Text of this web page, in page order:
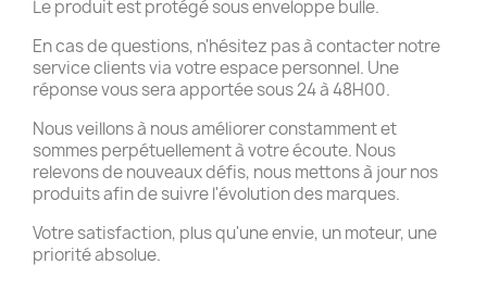
Le produit est protégé sous enveloppe bulle.
En cas de questions, n'hésitez pas à contacter notre
service clients via votre espace personnel. Une
réponse vous sera apportée sous 24 à 48H00.
Nous veillons à nous améliorer constamment et
sommes perpétuellement à votre écoute. Nous
relevons de nouveaux défis, nous mettons à jour nos
produits afin de suivre l'évolution des marques.
Votre satisfaction, plus qu'une envie, un moteur, une
priorité absolue.